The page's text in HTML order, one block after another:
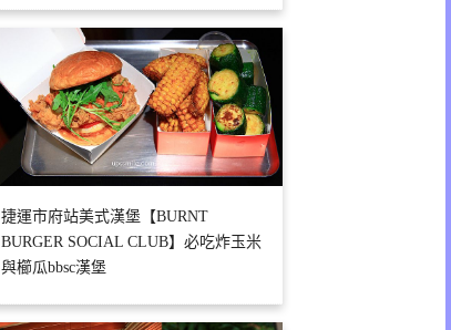
捷運市府站美式漢堡【BURNT
BURGER SOCIAL CLUB】必吃炸玉米
與櫛瓜bbsc漢堡